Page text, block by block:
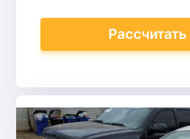
Рассчитать